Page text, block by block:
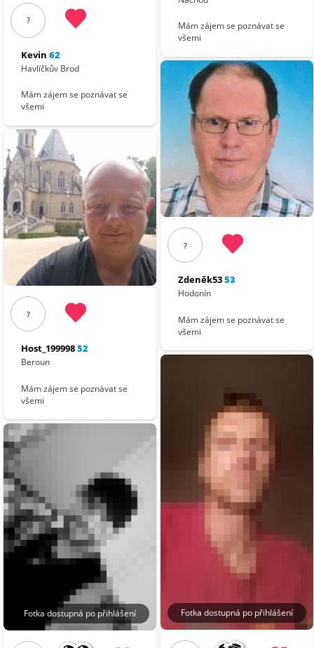
?
Kevin 62
Havlíčkův Brod
Mám zájem se poznávat se
všemi
?
Host_19999852
Beroun
Mám zájem se poznávat se
všemi
Fotka dostupná po přihlášení
Mám zájem se poznávat se
všemi
?
Zdeněk5353
Hodonín
Mám zájem se poznávat se
všemi
Fotka dostupná po přihlášení